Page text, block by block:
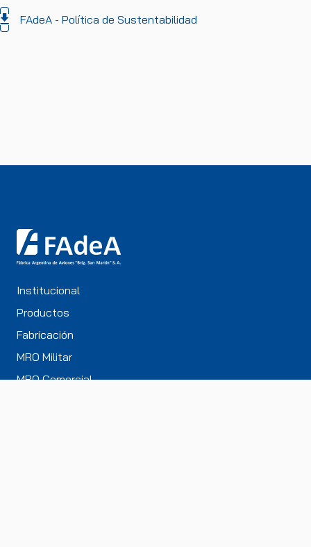
FAdeA - Política de Sustentabilidad
Institucional
Productos
Fabricación
MRO Militar
MRO Comercial